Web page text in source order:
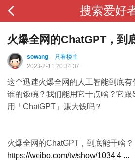
搜索爱好
火爆全网的ChatGPT，到
sowang
只看楼主
2023-2-11 20:34:37
这个迅速火爆全网的人工智能到底有
谁的饭碗？我们能用它干点啥？它
用「ChatGPT」赚大钱吗？
火爆全网的ChatGPT，到底能干啥？
https://weibo.com/tv/show/1034:4 ...